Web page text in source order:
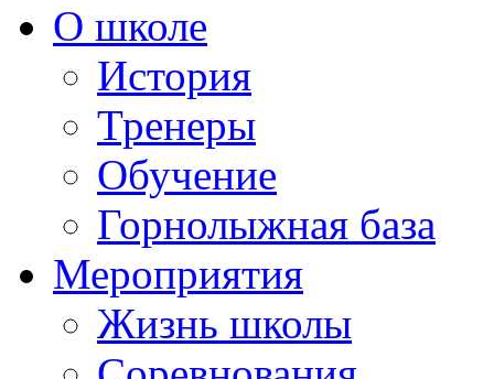
О школе
История
Тренеры
Обучение
Горнолыжная база
Мероприятия
Жизнь школы